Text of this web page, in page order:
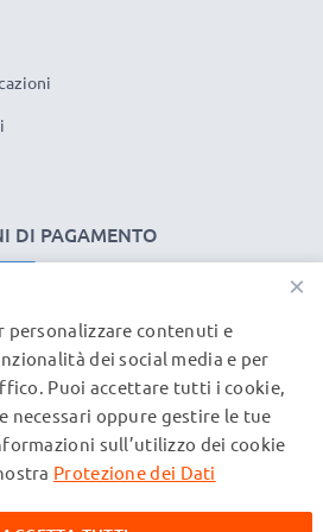
DI PAGAMENTO
SPEDIZIONE
di IVA e al netto dei costi di
che tutti i marchi citati sono
web esclusivamente per
×
personalizzare contenuti e
dei social media e per
Puoi accettare tutti i cookie,
necessari oppure gestire le tue
sull’utilizzo dei cookie
Protezione dei Dati